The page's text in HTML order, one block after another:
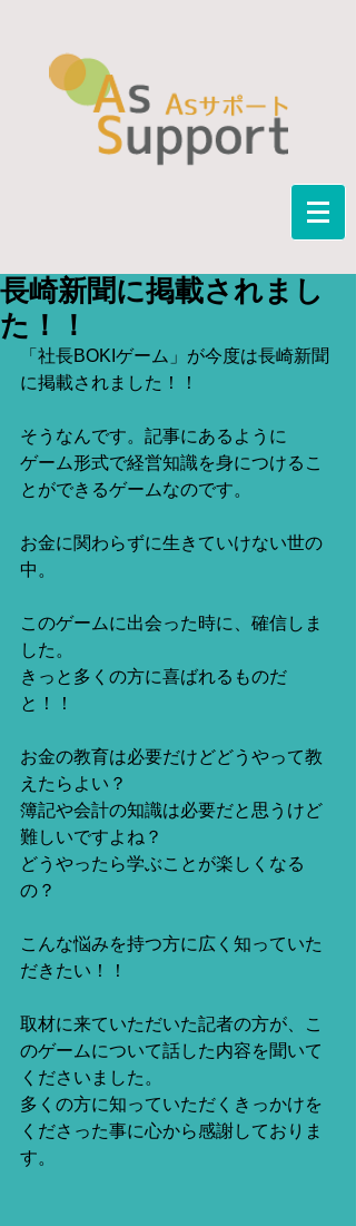
長崎新聞に掲載されまし
た！！
「社長BOKIゲーム」が今度は長崎新聞
に掲載されました！！
そうなんです。記事にあるように
ゲーム形式で経営知識を身につけるこ
とができるゲームなのです。
お金に関わらずに生きていけない世の
中。
このゲームに出会った時に、確信しま
した。
きっと多くの方に喜ばれるものだ
と！！
お金の教育は必要だけどどうやって教
えたらよい？
簿記や会計の知識は必要だと思うけど
難しいですよね？
どうやったら学ぶことが楽しくなる
の？
こんな悩みを持つ方に広く知っていた
だきたい！！
取材に来ていただいた記者の方が、こ
のゲームについて話した内容を聞いて
くださいました。
多くの方に知っていただくきっかけを
くださった事に心から感謝しておりま
す。